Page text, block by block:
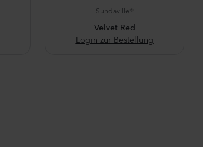
Sundaville®
Velvet Red
Login zur Bestellung